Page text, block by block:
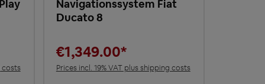
costs
Navigationssystem Fiat
Ducato 8
€1,349.00*
Prices incl. 19% VAT plus shipping costs